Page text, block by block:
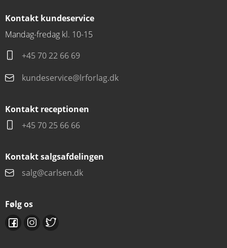
Kontakt kundeservice
Mandag-fredag kl. 10-15
+45 70 22 66 69
kundeservice@lrforlag.dk
Kontakt receptionen
+45 70 25 66 66
Kontakt salgsafdelingen
salg@carlsen.dk
Følg os